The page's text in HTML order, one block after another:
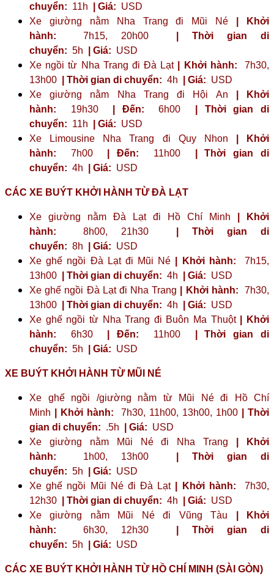
chuyển: 11h | Giá: USD
Xe giường nằm Nha Trang đi Mũi Né
| Khởi
hành: 7h15, 20h00
| Thời gian di
chuyển: 5h | Giá: USD
Xe ngồi từ Nha Trang đi Đà Lạt
| Khởi hành: 7h30,
13h00
| Thời gian di chuyển: 4h | Giá: USD
Xe giường nằm Nha Trang đi Hội An
| Khởi
hành: 19h30 | Đến: 6h00
| Thời gian di
chuyển: 11h | Giá: USD
Xe Limousine Nha Trang đi Quy Nhon
| Khởi
hành: 7h00 | Đến: 11h00
| Thời gian di
chuyển: 4h | Giá: USD
CÁC XE BUÝT KHỞI HÀNH TỪ ĐÀ LẠT
Xe giường nằm Đà Lạt đi Hồ Chí Minh
| Khởi
hành: 8h00, 21h30
| Thời gian di
chuyển: 8h | Giá: USD
Xe ghế ngồi Đà Lạt đi Mũi Né
| Khởi hành: 7h15,
13h00
| Thời gian di chuyển: 4h | Giá: USD
Xe ghế ngồi Đà Lạt đi Nha Trang
| Khởi hành: 7h30,
13h00
| Thời gian di chuyển: 4h | Giá: USD
Xe ghế ngồi từ Nha Trang đi Buôn Ma Thuột
| Khởi
hành: 6h30 | Đến: 11h00
| Thời gian di
chuyển: 5h | Giá: USD
XE BUÝT KHỞI HÀNH TỪ MŨI NÉ
Xe ghế ngồi /giường nằm từ Mũi Né đi Hồ Chí
Minh
| Khởi hành: 7h30, 11h00, 13h00, 1h00
| Thời
gian di chuyển: .5h | Giá: USD
Xe giường nằm Mũi Né đi Nha Trang
| Khởi
hành: 1h00, 13h00
| Thời gian di
chuyển: 5h | Giá: USD
Xe ghế ngồi Mũi Né đi Đà Lạt
| Khởi hành: 7h30,
12h30
| Thời gian di chuyển: 4h | Giá: USD
Xe giường nằm Mũi Né đi Vũng Tàu
| Khởi
hành: 6h30, 12h30
| Thời gian di
chuyển: 5h | Giá: USD
CÁC XE BUÝT KHỞI HÀNH TỪ HỒ CHÍ MINH (SÀI GÒN)